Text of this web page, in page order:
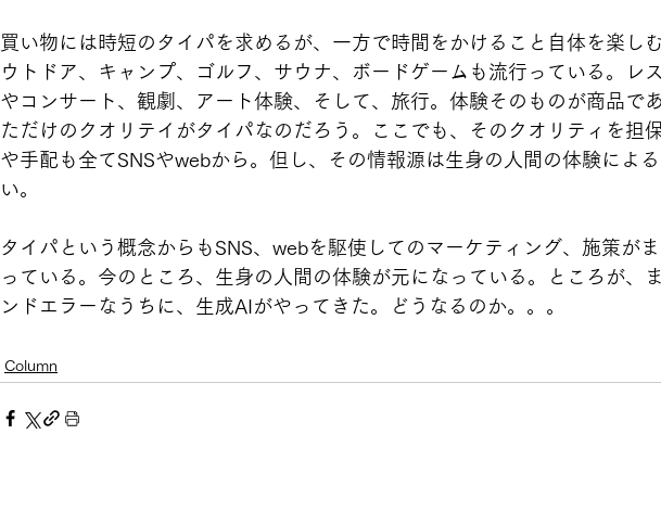
買い物には時短のタイパを求めるが、一方で時間をかけること自体を楽し
ウトドア、キャンプ、ゴルフ、サウナ、ボードゲームも流行っている。レ
やコンサート、観劇、アート体験、そして、旅行。体験そのものが商品で
ただけのクオリテイがタイパなのだろう。ここでも、そのクオリティを担
や手配も全てSNSやwebから。但し、その情報源は生身の人間の体験によ
い。
タイパという概念からもSNS、webを駆使してのマーケティング、施策が
っている。今のところ、生身の人間の体験が元になっている。ところが、
ンドエラーなうちに、生成AIがやってきた。どうなるのか。。。
Column